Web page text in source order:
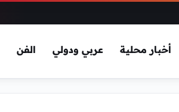
أخبار محلية عربي ودولي الفن